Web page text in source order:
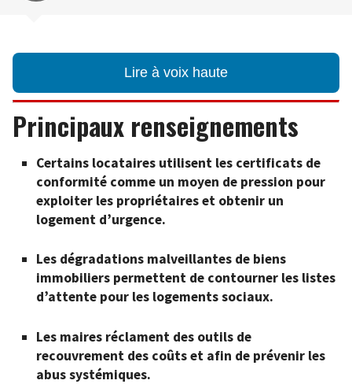
Lire à voix haute
Principaux renseignements
Certains locataires utilisent les certificats de
conformité comme un moyen de pression pour
exploiter les propriétaires et obtenir un
logement d’urgence.
Les dégradations malveillantes de biens
immobiliers permettent de contourner les listes
d’attente pour les logements sociaux.
Les maires réclament des outils de
recouvrement des coûts et afin de prévenir les
abus systémiques.